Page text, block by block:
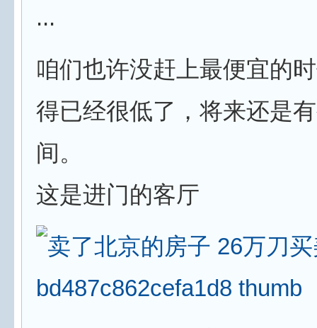
...
咱们也许没赶上最便宜的
得已经很低了，将来还是
间。
这是进门的客厅